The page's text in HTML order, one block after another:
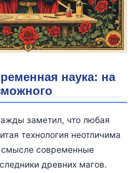
наука: на
заметил, что любая
технология неотличима
смысле современные
древних магов.